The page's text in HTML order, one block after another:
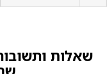
שאלות